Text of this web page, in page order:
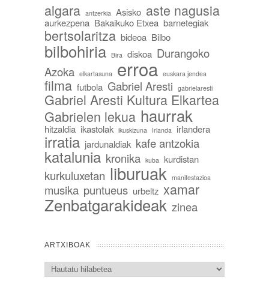
algara antzerkia Asisko aste nagusia
aurkezpena Bakaikuko Etxea barnetegiak
bertsolaritza bideoa Bilbo
bilbohiria Bira diskoa Durangoko
Azoka elkartasuna erroa euskara jendea
filma futbola Gabriel Aresti gabrielaresti
Gabriel Aresti Kultura Elkartea
Gabrielen lekua haurrak
hitzaldia ikastolak ikuskizuna Irlanda irlandera
irratia jardunaldiak kafe antzokia
katalunia kronika kuba kurdistan
kurkuluxetan liburuak manifestazioa
musika puntueus urbeltz xamar
Zenbatgarakideak zinea
ARTXIBOAK
Artxiboak